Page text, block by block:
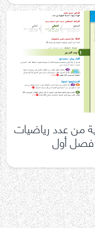
من عدد رياضيات
أول